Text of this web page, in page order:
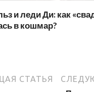
и леди Ди: как
в кошмар?
СТАТЬЯ